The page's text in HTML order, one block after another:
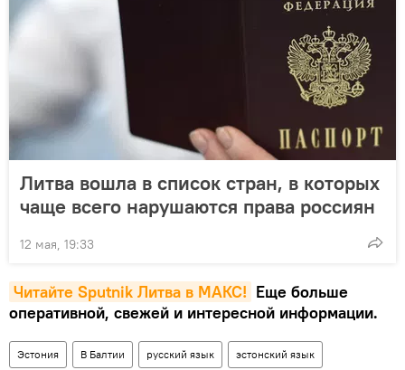
Литва вошла в список стран, в которых
чаще всего нарушаются права россиян
12 мая, 19:33
Читайте Sputnik Литва в MAКС! Еще больше
оперативной, свежей и интересной информации.
Эстония В Балтии русский язык эстонский язык